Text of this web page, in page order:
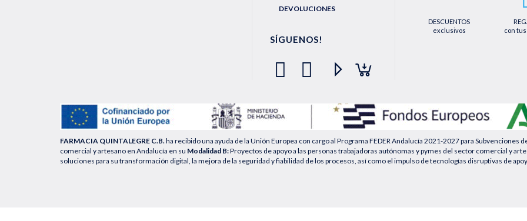
DEVOLUCIONES
SÍGUENOS!
DESCUENTOS
exclusivos
con
FARMACIA QUINTALEGRE C.B.ha recibido una ayuda de la Unión Europea con cargo al Programa FEDER Andalucía 2021-2027 para
comercial y artesano en Andalucía en su Modalidad B:Proyectos de apoyo a las personas trabajadoras autónomas y pymes del sector comercial y
soluciones para su transformación digital, la mejora de la seguridad y fiabilidad de los procesos, así como el impulso de tecnologías disruptivas de